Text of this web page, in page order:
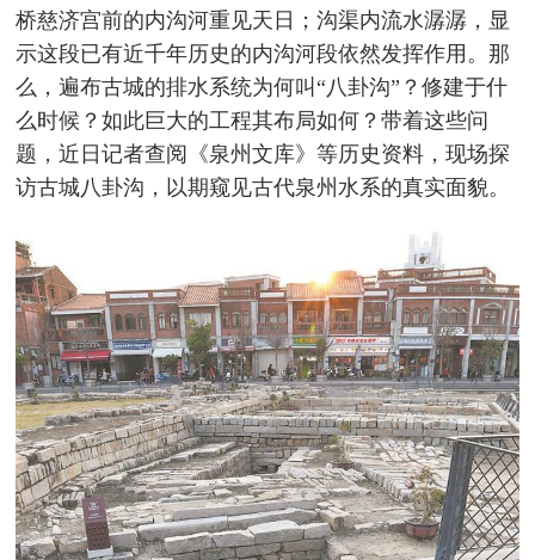
桥慈济宫前的内沟河重见天日；沟渠内流水潺潺，显
示这段已有近千年历史的内沟河段依然发挥作用。那
么，遍布古城的排水系统为何叫“八卦沟”？修建于什
么时候？如此巨大的工程其布局如何？带着这些问
题，近日记者查阅《泉州文库》等历史资料，现场探
访古城八卦沟，以期窥见古代泉州水系的真实面貌。